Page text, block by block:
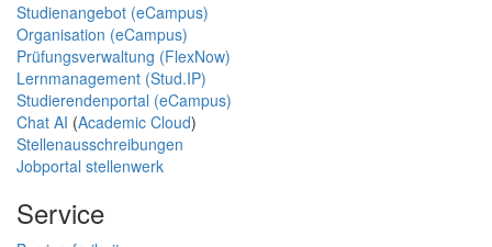
Studienangebot (eCampus)
Organisation (eCampus)
Prüfungsverwaltung (FlexNow)
Lernmanagement (Stud.IP)
Studierendenportal (eCampus)
Chat AI (Academic Cloud)
Stellenausschreibungen
Jobportal stellenwerk
Service